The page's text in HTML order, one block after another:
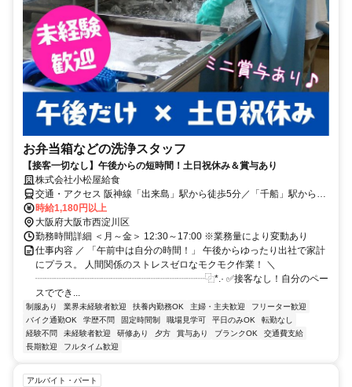
お弁当箱などの洗浄スタッフ
【接客一切なし】午後からの短時間！土日祝休み＆賞与あり
株式会社小松屋給食
交通・アクセス 阪神線「出来島」駅から徒歩5分／「千船」駅から徒
歩7分
時給1,180円以上
大阪府大阪市西淀川区
勤務時間詳細 ＜月～金＞ 12:30～17:00 ※業務量により変動あり
仕事内容 ／ 「午前中は自分の時間！」 午後からゆったり出社で家計
にプラス。 人間関係のストレスゼロなモクモク作業！ ＼
┈┈┈┈┈┈┈┈┈┈┈┈┈┈┈┈┈┈⿻*.· ✅接客なし！自分のペー
スででき...
制服あり 業界未経験者歓迎 扶養内勤務OK 主婦・主夫歓迎
フリーター歓迎
バイク通勤OK
学歴不問 固定時間制 職場見学可 平日のみOK
転勤なし
経験不問
未経験者歓迎 研修あり 夕方 賞与あり ブランクOK
交通費支給
長期歓迎
フルタイム歓迎
アルバイト・パート